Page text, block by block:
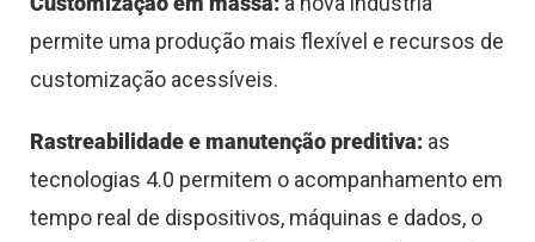
permite uma produção mais flexível e recursos de
customização acessíveis.
Rastreabilidade e manutenção preditiva: as
tecnologias 4.0 permitem o acompanhamento em
tempo real de dispositivos, máquinas e dados, o